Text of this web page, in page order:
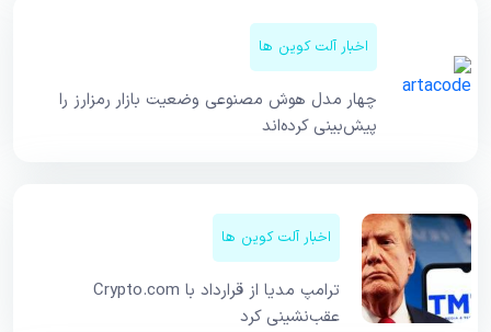
اخبار آلت کوین ها
چهار مدل هوش مصنوعی وضعیت بازار رمزارز را
پیش‌بینی کرده‌اند
اخبار آلت کوین ها
ترامپ مدیا از قرارداد با Crypto.com
عقب‌نشینی کرد